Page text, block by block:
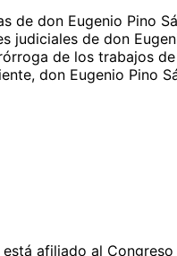
de don Eugenio Pino
judiciales de don
de los trabajos
don Eugenio Pino
afiliado al